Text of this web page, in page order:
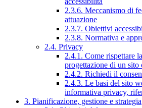
2.3.6. Meccanismo di
attuazione
2.3.7. Obiettivi
2.3.8. Normativa e
2.4. Privacy
2.4.1. Come rispettare
progettazione di un
2.4.2. Richiedi il
2.4.3. Le basi del sito
informativa privacy,
3. Pianificazione, gestione e strategia